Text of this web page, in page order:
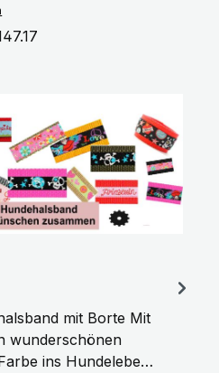
mit Borte Mit
wunderschönen
ins Hundelebe…